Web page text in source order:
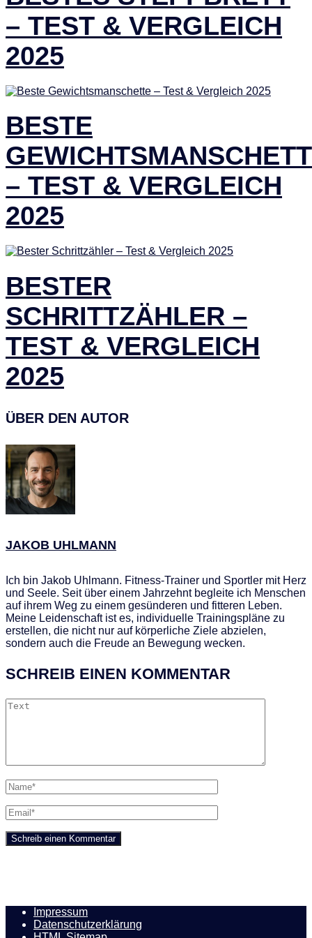
– TEST & VERGLEICH
2025
BESTE
– TEST & VERGLEICH
2025
BESTER
SCHRITTZÄHLER –
TEST & VERGLEICH
2025
ÜBER DEN AUTOR
JAKOB UHLMANN
Ich bin Jakob Uhlmann. Fitness-Trainer und Sportler mit Herz
und Seele. Seit über einem Jahrzehnt begleite ich Menschen
auf ihrem Weg zu einem gesünderen und fitteren Leben.
Meine Leidenschaft ist es, individuelle Trainingspläne zu
erstellen, die nicht nur auf körperliche Ziele abzielen,
sondern auch die Freude an Bewegung wecken.
SCHREIB EINEN KOMMENTAR
Impressum
Datenschutzerklärung